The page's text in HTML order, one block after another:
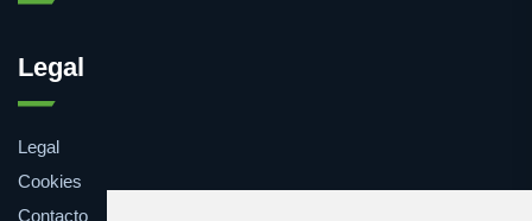
Legal
Legal
Cookies
Contacto